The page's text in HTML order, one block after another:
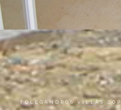
FOLEGANDROS VILLAS